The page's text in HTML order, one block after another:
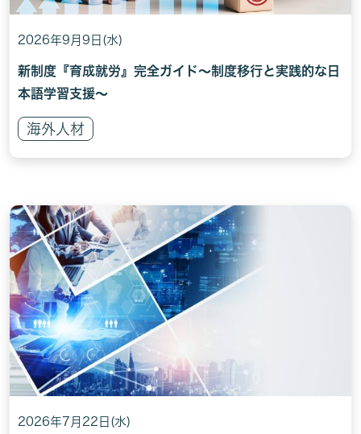
2026年9月9日(水)
新制度『育成就労』完全ガイド～制度移行と実践的な日
本語学習支援～
海外人材
2026年7月22日(水)